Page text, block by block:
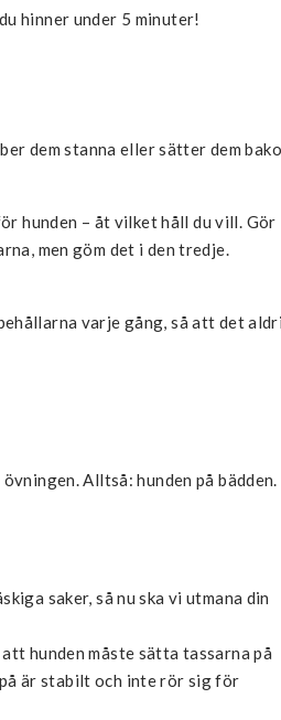
hinner under 5 minuter!
dem stanna eller sätter dem
hunden – åt vilket håll du vill. Gör
men göm det i den tredje.
varje gång, så att det
Alltså: hunden på bädden.
saker, så nu ska vi utmana din
hunden måste sätta tassarna på
är stabilt och inte rör sig för